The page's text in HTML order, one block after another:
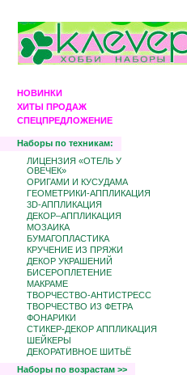
НОВИНКИ
ХИТЫ ПРОДАЖ
СПЕЦПРЕДЛОЖЕНИЕ
Наборы по техникам:
ЛИЦЕНЗИЯ «ОТЕЛЬ У
ОВЕЧЕК»
ОРИГАМИ И КУСУДАМА
ГЕОМЕТРИКИ-АППЛИКАЦИЯ
3D-АППЛИКАЦИЯ
ДЕКОР–АППЛИКАЦИЯ
МОЗАИКА
БУМАГОПЛАСТИКА
КРУЧЕНИЕ ИЗ ПРЯЖИ
ДЕКОР УКРАШЕНИЙ
БИCЕРОПЛЕТЕНИЕ
МАКРАМЕ
ТВОРЧЕСТВО-АНТИСТРЕСС
ТВОРЧЕСТВО ИЗ ФЕТРА
ФОНАРИКИ
СТИКЕР-ДЕКОР АППЛИКАЦИЯ
ШЕЙКЕРЫ
ДЕКОРАТИВНОЕ ШИТЬЁ
Наборы по возрастам >>